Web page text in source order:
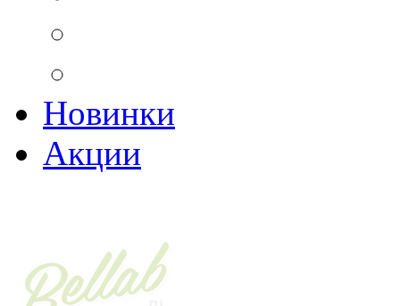
Новинки
Акции